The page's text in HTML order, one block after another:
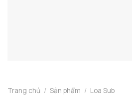
Trang chủ / Sản phẩm / Loa Sub